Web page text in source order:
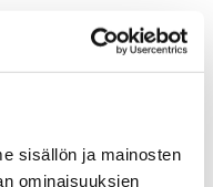
sisällön ja mainosten
ominaisuuksien